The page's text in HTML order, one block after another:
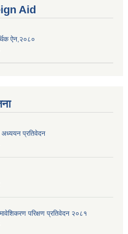
Aid
ऐन,२०८०
अध्ययन प्रतिवेदन
परिक्षण प्रतिवेदन २०८१